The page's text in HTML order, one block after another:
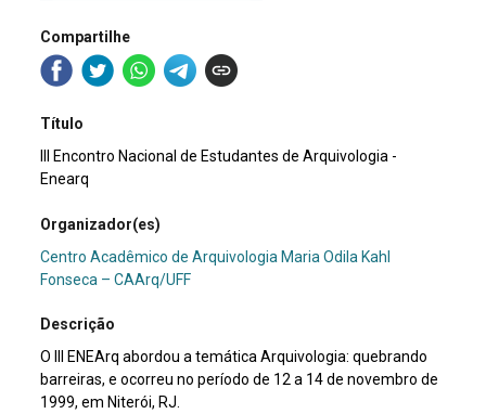
Compartilhe
Título
III Encontro Nacional de Estudantes de Arquivologia -
Enearq
Organizador(es)
Centro Acadêmico de Arquivologia Maria Odila Kahl
Fonseca – CAArq/UFF
Descrição
O III ENEArq abordou a temática Arquivologia: quebrando
barreiras, e ocorreu no período de 12 a 14 de novembro de
1999, em Niterói, RJ.